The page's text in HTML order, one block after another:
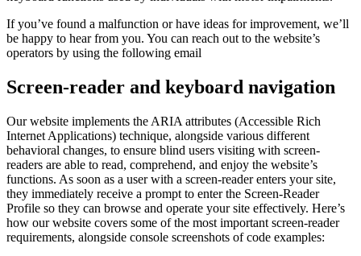
If you’ve found a malfunction or have ideas for improvement, we’ll
be happy to hear from you. You can reach out to the website’s
operators by using the following email
Screen-reader and keyboard navigation
Our website implements the ARIA attributes (Accessible Rich
Internet Applications) technique, alongside various different
behavioral changes, to ensure blind users visiting with screen-
readers are able to read, comprehend, and enjoy the website’s
functions. As soon as a user with a screen-reader enters your site,
they immediately receive a prompt to enter the Screen-Reader
Profile so they can browse and operate your site effectively. Here’s
how our website covers some of the most important screen-reader
requirements, alongside console screenshots of code examples: